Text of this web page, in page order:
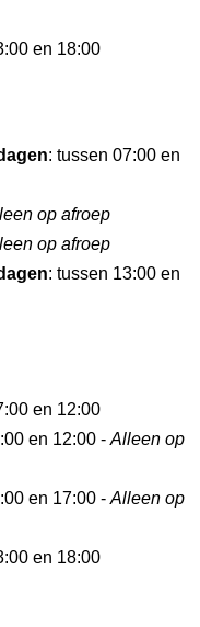
en 18:00
: tussen 07:00 en
op afroep
op afroep
: tussen 13:00 en
en 12:00
en 12:00 - Alleen op
en 17:00 - Alleen op
en 18:00